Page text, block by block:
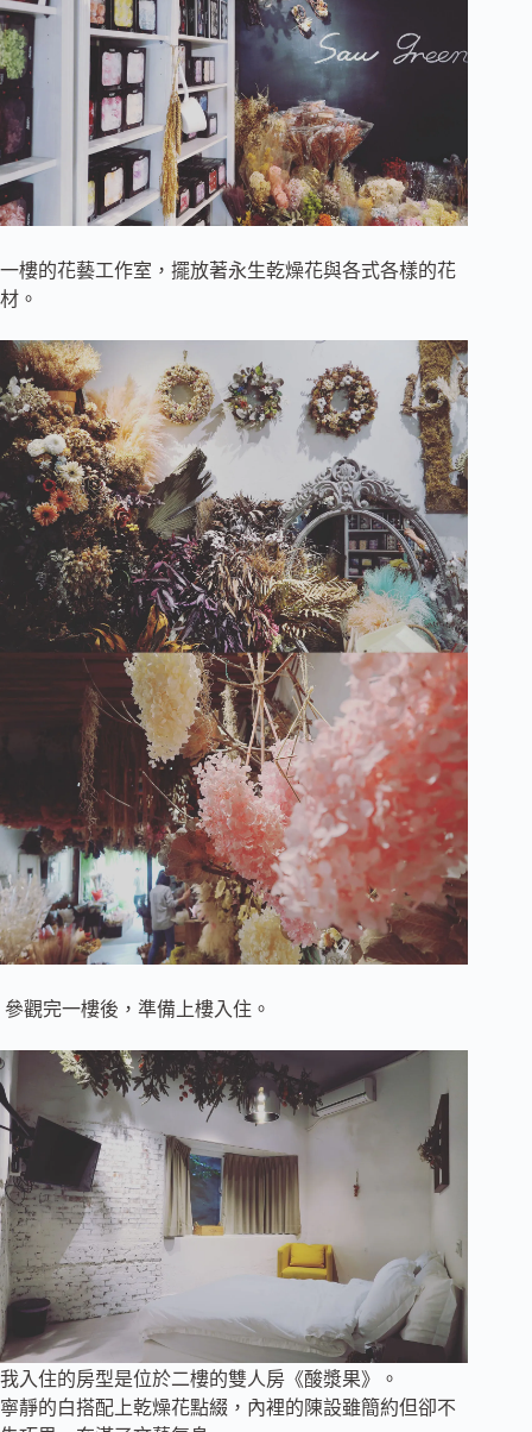
一樓的花藝工作室，擺放著永生乾燥花與各式各樣的花
材。
參觀完一樓後，準備上樓入住。
我入住的房型是位於二樓的雙人房《酸漿果》。
寧靜的白搭配上乾燥花點綴，內裡的陳設雖簡約但卻不